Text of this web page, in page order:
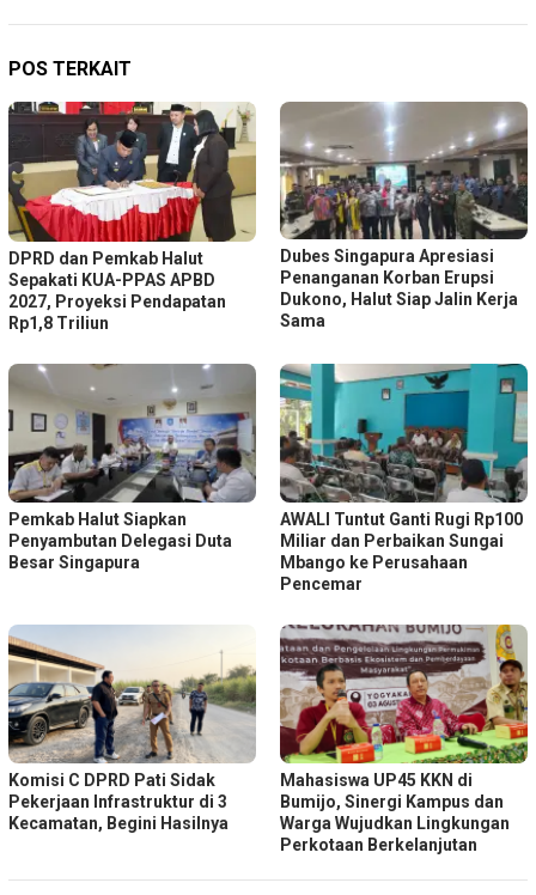
POS TERKAIT
DPRD dan Pemkab Halut
Sepakati KUA-PPAS APBD
2027, Proyeksi Pendapatan
Rp1,8 Triliun
Dubes Singapura Apresiasi
Penanganan Korban Erupsi
Dukono, Halut Siap Jalin Kerja
Sama
Pemkab Halut Siapkan
Penyambutan Delegasi Duta
Besar Singapura
AWALI Tuntut Ganti Rugi Rp100
Miliar dan Perbaikan Sungai
Mbango ke Perusahaan
Pencemar
Komisi C DPRD Pati Sidak
Pekerjaan Infrastruktur di 3
Kecamatan, Begini Hasilnya
Mahasiswa UP45 KKN di
Bumijo, Sinergi Kampus dan
Warga Wujudkan Lingkungan
Perkotaan Berkelanjutan